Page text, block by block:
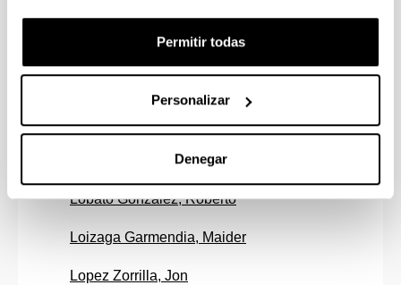
Permitir todas
Personalizar
Denegar
Larrucea Uriarte, Xabier
Legarra Saez, Estibaliz
Lejardi Meavebasterrechea, Ainhoa
Lobato Gonzalez, Roberto
Loizaga Garmendia, Maider
Lopez Zorrilla, Jon